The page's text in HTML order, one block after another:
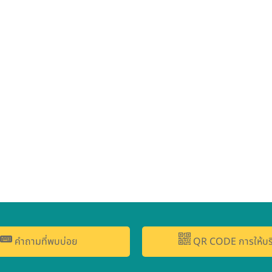
คำถามที่พบบ่อย QR CODE การให้บ